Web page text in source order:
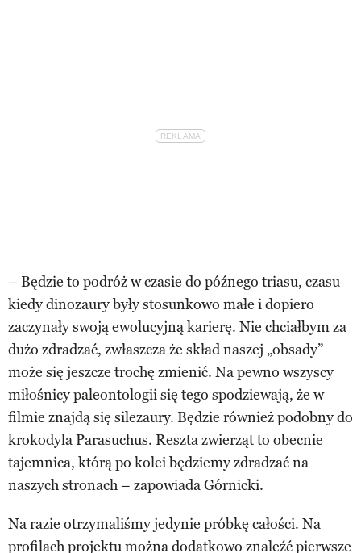
– Będzie to podróż w czasie do późnego triasu, czasu
kiedy dinozaury były stosunkowo małe i dopiero
zaczynały swoją ewolucyjną karierę. Nie chciałbym za
dużo zdradzać, zwłaszcza że skład naszej „obsady”
może się jeszcze trochę zmienić. Na pewno wszyscy
miłośnicy paleontologii się tego spodziewają, że w
filmie znajdą się silezaury. Będzie również podobny do
krokodyla Parasuchus. Reszta zwierząt to obecnie
tajemnica, którą po kolei będziemy zdradzać na
naszych stronach – zapowiada Górnicki.
Na razie otrzymaliśmy jedynie próbkę całości. Na
profilach projektu można dodatkowo znaleźć pierwsze